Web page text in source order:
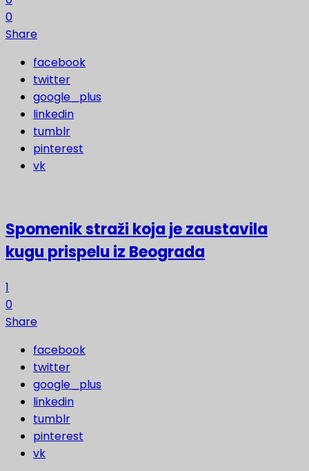
0
Share
facebook
twitter
google_plus
linkedin
tumblr
pinterest
vk
Spomenik straži koja je zaustavila
kugu prispelu iz Beograda
1
0
Share
facebook
twitter
google_plus
linkedin
tumblr
pinterest
vk